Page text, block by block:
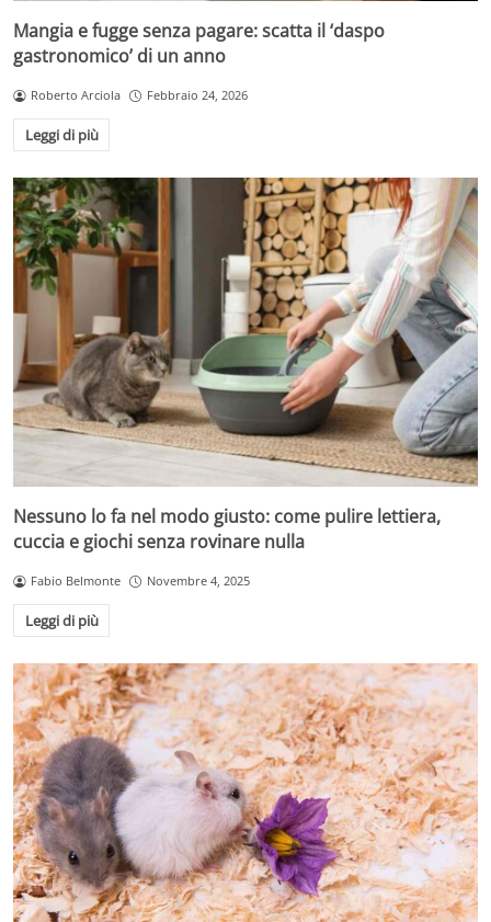
Mangia e fugge senza pagare: scatta il ‘daspo
gastronomico’ di un anno
Roberto Arciola Febbraio 24, 2026
Leggi di più
Nessuno lo fa nel modo giusto: come pulire lettiera,
cuccia e giochi senza rovinare nulla
Fabio Belmonte Novembre 4, 2025
Leggi di più